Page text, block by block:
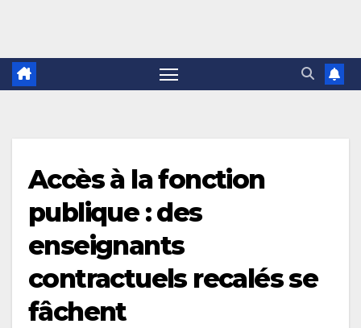
Accès à la fonction
publique : des
enseignants
contractuels recalés se
fâchent